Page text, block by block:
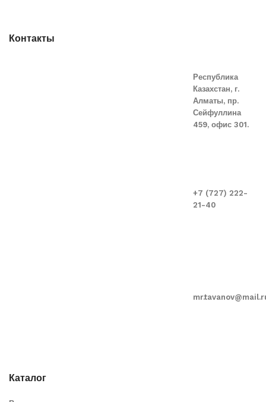
Контакты
Республика
Казахстан, г.
Алматы, пр.
Сейфуллина
459, офис 301.
+7 (727) 222-
21-40
Каталог